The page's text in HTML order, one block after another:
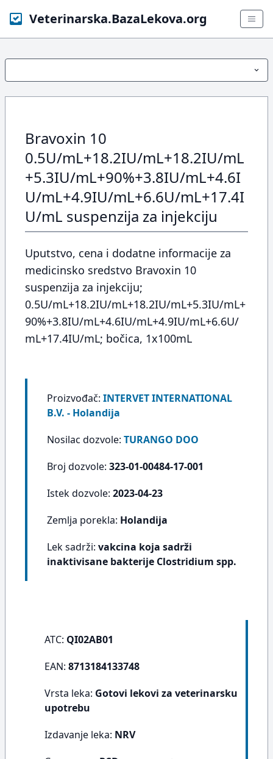
Veterinarska.BazaLekova.org
Bravoxin 10
0.5U/mL+18.2IU/mL+18.2IU/mL
+5.3IU/mL+90%+3.8IU/mL+4.6I
U/mL+4.9IU/mL+6.6U/mL+17.4I
U/mL suspenzija za injekciju
Uputstvo, cena i dodatne informacije za
medicinsko sredstvo Bravoxin 10
suspenzija za injekciju;
0.5U/mL+18.2IU/mL+18.2IU/mL+5.3IU/mL+
90%+3.8IU/mL+4.6IU/mL+4.9IU/mL+6.6U/
mL+17.4IU/mL; bočica, 1x100mL
Proizvođač: INTERVET INTERNATIONAL
B.V. - Holandija
Nosilac dozvole: TURANGO DOO
Broj dozvole: 323-01-00484-17-001
Istek dozvole: 2023-04-23
Zemlja porekla: Holandija
Lek sadrži: vakcina koja sadrži
inaktivisane bakterije Clostridium spp.
ATC: QI02AB01
EAN: 8713184133748
Vrsta leka: Gotovi lekovi za veterinarsku
upotrebu
Izdavanje leka: NRV